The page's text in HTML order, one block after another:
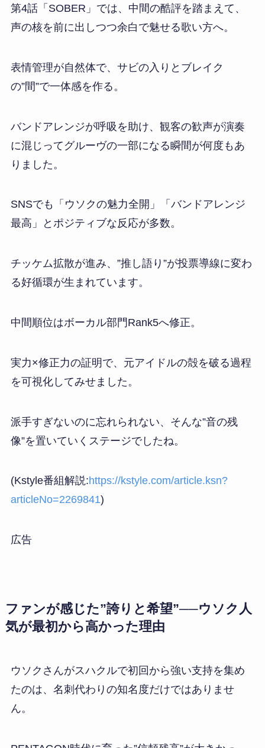
第4話「SOBER」では、中間の酷評を踏まえて、
声の核を前に出しつつ余白で魅せる歌い方へ。
表情管理が自然体で、サビの入りとブレイク
の”間”で一体感を作る。
バンドアレンジが呼吸を助け、観客の歓声が演奏
に混じってグルーヴの一部になる瞬間が何度もあ
りました。
SNSでも「ウソクの魅力全開」「バンドアレンジ
最高」とポジティブな反応が多数。
チッケム拡散が進み、”推し語り”が投票導線に変わ
る好循環が生まれています。
中間順位はボーカル部門Rank5へ修正。
実力×修正力の証明で、元アイドルの殻を破る過程
を可視化してみせました。
派手すぎないのに忘れられない、そんな”音の残
像”を置いていくステージでしたね。
(Kstyle番組解説:https://kstyle.com/article.ksn?
articleNo=2269841)
広告
ファンが感じた”誇りと希望”──ウソク人
気が最初から高かった理由
ウソクさんがスハクルで初回から強い支持を集め
たのは、名刺代わりの知名度だけではありませ
ん。